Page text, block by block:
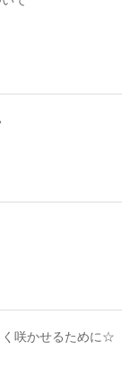
咲かせるために☆